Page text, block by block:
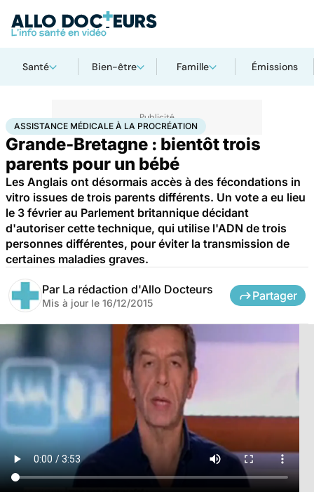
Santé Bien-être Famille Émissions
AccueilFamille Procréation Assistance médicale à la procréation
ASSISTANCE MÉDICALE À LA PROCRÉATION
Grande-Bretagne : bientôt trois
parents pour un bébé
Les Anglais ont désormais accès à des fécondations in
vitro issues de trois parents différents. Un vote a eu lieu
le 3 février au Parlement britannique décidant
d'autoriser cette technique, qui utilise l'ADN de trois
personnes différentes, pour éviter la transmission de
certaines maladies graves.
Par La rédaction d'Allo Docteurs
Mis à jour le 16/12/2015
Partager